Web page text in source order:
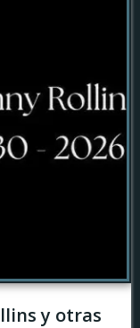
y otras